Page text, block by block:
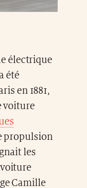
électrique
été
en 1881,
voiture
propulsion
les
Camille